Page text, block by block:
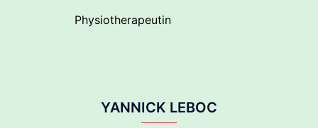
Physiotherapeutin
YANNICK LEBOC